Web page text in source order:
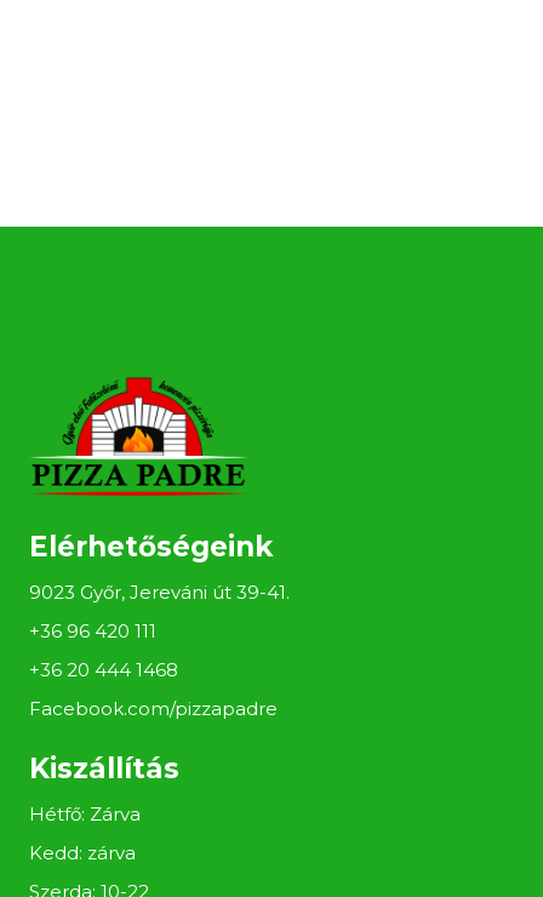
Elérhetőségeink
9023 Győr, Jereváni út 39-41.
+36 96 420 111
+36 20 444 1468
Facebook.com/pizzapadre
Kiszállítás
Hétfő: Zárva
Kedd: zárva
Szerda: 10-22